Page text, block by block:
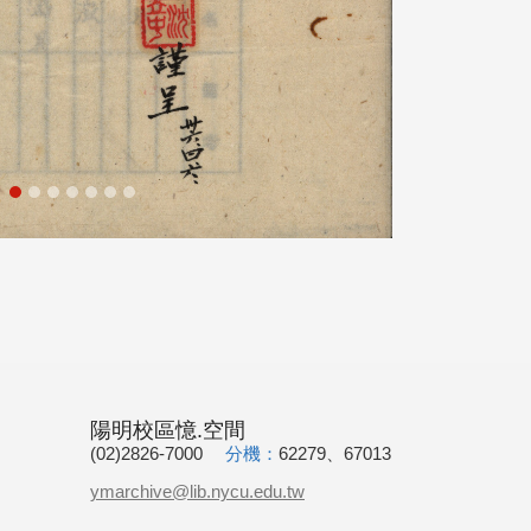
陽明校區憶.空間
(02)2826-7000 分機： 62279、67013
ymarchive@lib.nycu.edu.tw